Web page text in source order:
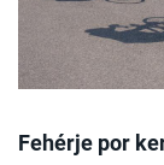
Fehérje por